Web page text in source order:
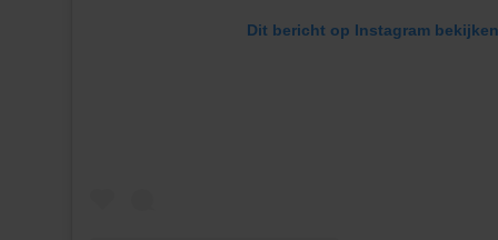
Dit bericht op Instagram bekijken